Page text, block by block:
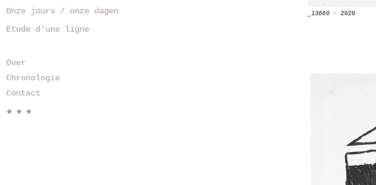
Onze jours / onze dagen
Etude d'une ligne
Chronologie
Over
Contact
◆ ◆ ◆
_13669 ∙ 2020